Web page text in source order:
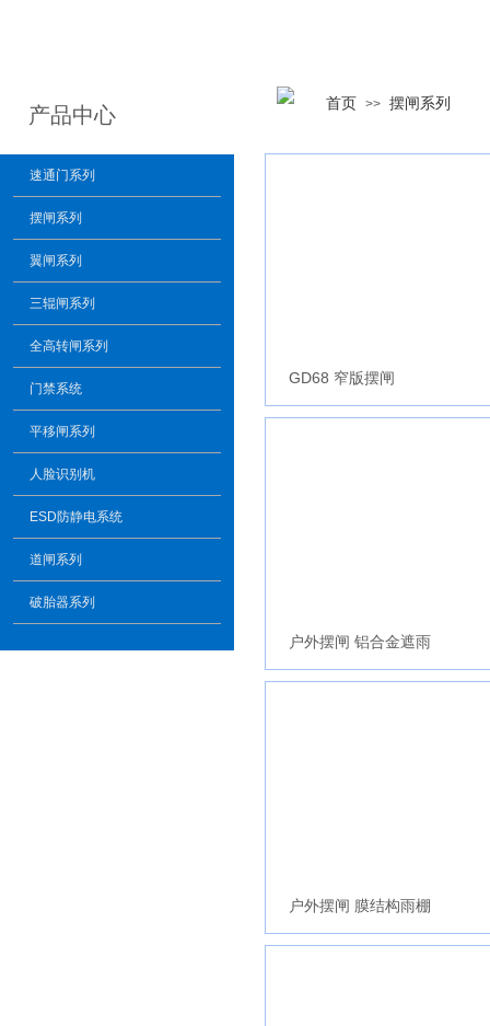
首页 >> 摆闸系列
产品中心
GD68 窄版摆闸
户外摆闸 铝合金遮雨
户外摆闸 膜结构雨棚
速通门系列
摆闸系列
翼闸系列
三辊闸系列
全高转闸系列
门禁系统
平移闸系列
人脸识别机
ESD防静电系统
道闸系列
破胎器系列